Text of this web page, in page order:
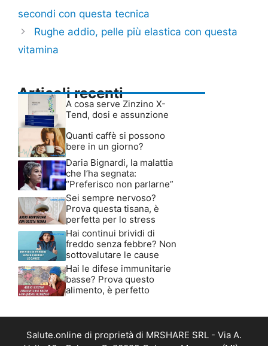
secondi con questa tecnica
Rughe addio, pelle più elastica con questa
vitamina
Articoli recenti
A cosa serve Zinzino X-
Tend, dosi e assunzione
Quanti caffè si possono
bere in un giorno?
Daria Bignardi, la malattia
che l’ha segnata:
“Preferisco non parlarne”
Sei sempre nervoso?
Prova questa tisana, è
perfetta per lo stress
Hai continui brividi di
freddo senza febbre? Non
sottovalutare le cause
Hai le difese immunitarie
basse? Prova questo
alimento, è perfetto
Salute.online di proprietà di MRSHARE SRL - Via A.